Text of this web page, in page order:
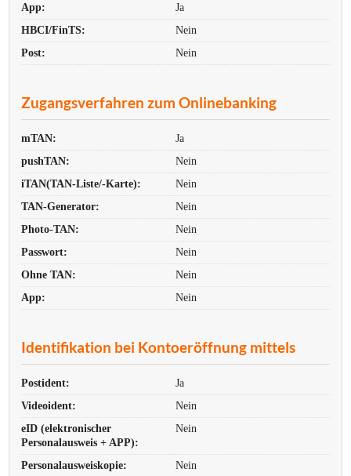
App:
Ja
HBCI/FinTS:
Nein
Post:
Nein
Zugangsverfahren zum Onlinebanking
mTAN:
Ja
pushTAN:
Nein
iTAN(TAN-Liste/-Karte):
Nein
TAN-Generator:
Nein
Photo-TAN:
Nein
Passwort:
Nein
Ohne TAN:
Nein
App:
Nein
Identifikation bei Kontoeröffnung mittels
Postident:
Ja
Videoident:
Nein
eID (elektronischer
Personalausweis + APP):
Nein
Personalausweiskopie:
Nein